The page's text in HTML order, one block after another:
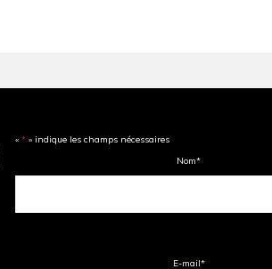
« * » indique les champs nécessaires
Nom*
E-mail*